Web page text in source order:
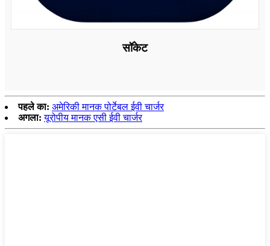
सॉकेट
पहले का: अमेरिकी मानक पोर्टेबल ईवी चार्जर
अगला: यूरोपीय मानक एसी ईवी चार्जर